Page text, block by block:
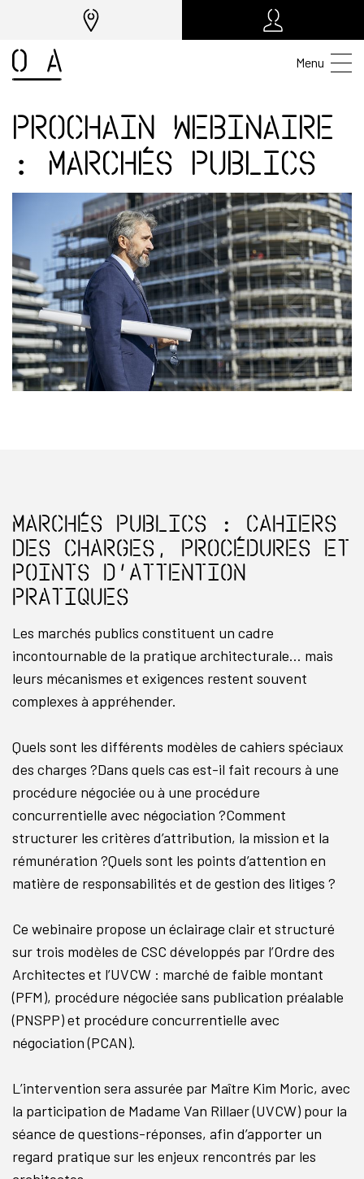
Menu
Prochain webinaire
: marchés publics
Marchés publics : Cahiers
des charges, procédures et
points d’attention
pratiques
Les marchés publics constituent un cadre
incontournable de la pratique architecturale… mais
leurs mécanismes et exigences restent souvent
complexes à appréhender.
Quels sont les différents modèles de cahiers spéciaux
des charges ?Dans quels cas est-il fait recours à une
procédure négociée ou à une procédure
concurrentielle avec négociation ?Comment
structurer les critères d’attribution, la mission et la
rémunération ?Quels sont les points d’attention en
matière de responsabilités et de gestion des litiges ?
Ce webinaire propose un éclairage clair et structuré
sur trois modèles de CSC développés par l’Ordre des
Architectes et l’UVCW : marché de faible montant
(PFM), procédure négociée sans publication préalable
(PNSPP) et procédure concurrentielle avec
négociation (PCAN).
L’intervention sera assurée par Maître Kim Moric, avec
la participation de Madame Van Rillaer (UVCW) pour la
séance de questions-réponses, afin d’apporter un
regard pratique sur les enjeux rencontrés par les